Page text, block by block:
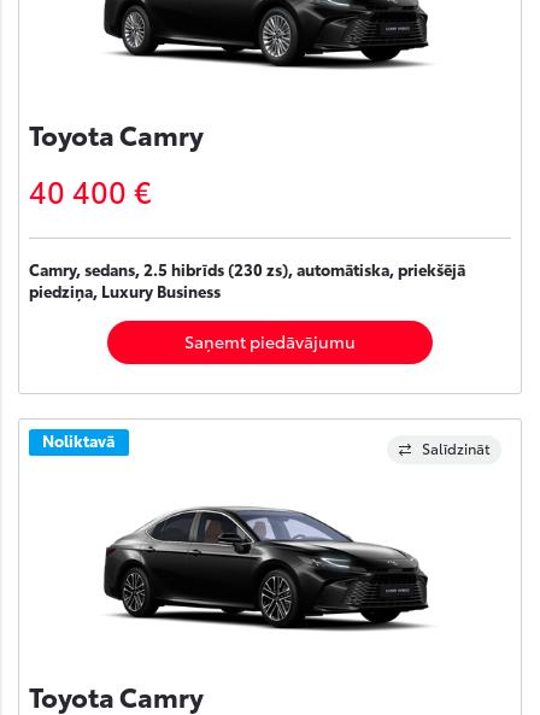
Toyota Camry
40 400 €
Camry, sedans, 2.5 hibrīds (230 zs), automātiska, priekšējā
piedziņa, Luxury Business
Saņemt piedāvājumu
Salīdzināt
Noliktavā
Toyota Camry